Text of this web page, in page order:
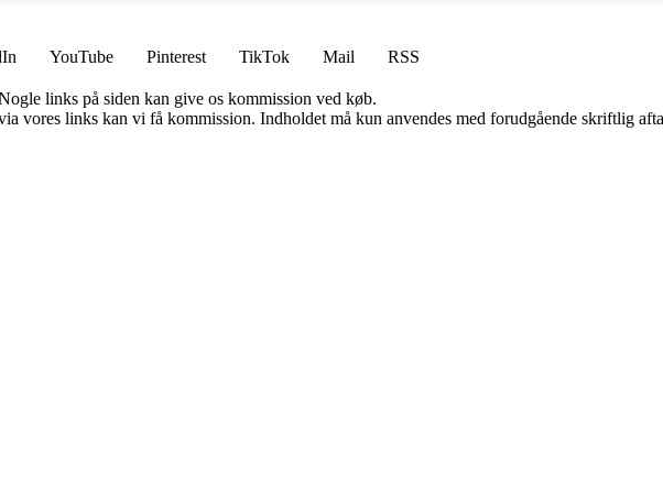
YouTube Pinterest TikTok Mail
RSS
links på siden kan give os kommission ved køb.
vores links kan vi få kommission. Indholdet må kun anvendes med forudgående skriftlig